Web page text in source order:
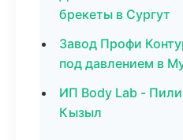
брекеты в Сургут
Завод Профи
под давлением в
ИП Body Lab -
Кызыл